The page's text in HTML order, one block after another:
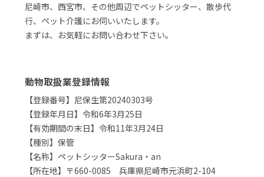
尼崎市、西宮市、その他周辺でペットシッター、散歩代
行、ペット介護にお伺いいたします。
まずは、お気軽にお問い合わせ下さい。
動物取扱業登録情報
【登録番号】尼保生第20240303号
【登録年月日】令和6年3月25日
【有効期間の末日】令和11年3月24日
【種別】保管
【名称】ペットシッターSakura・an
【所在地】〒660-0085 兵庫県尼崎市元浜町2-104